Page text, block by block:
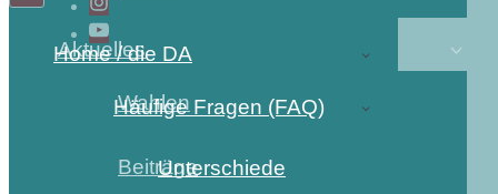
Aktuelles
Wahlen
Beiträge
Home / die DA
Häufige Fragen (FAQ)
Unterschiede